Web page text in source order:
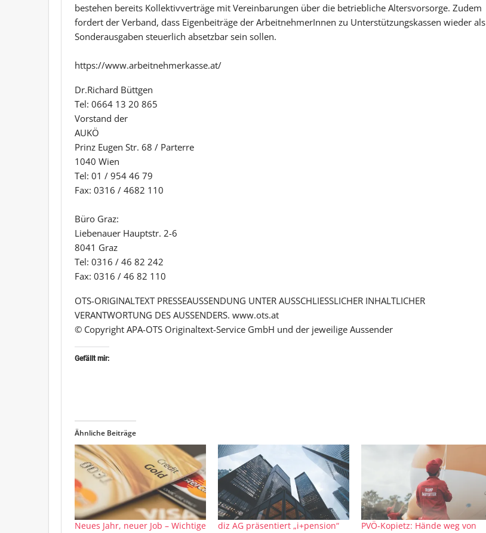
bestehen bereits Kollektivverträge mit Vereinbarungen über die betriebliche Altersvorsorge. Zudem
fordert der Verband, dass Eigenbeiträge der ArbeitnehmerInnen zu Unterstützungskassen wieder als
Sonderausgaben steuerlich absetzbar sein sollen.
https://www.arbeitnehmerkasse.at/
Dr.Richard Büttgen
Tel: 0664 13 20 865
Vorstand der
AUKÖ
Prinz Eugen Str. 68 / Parterre
1040 Wien
Tel: 01 / 954 46 79
Fax: 0316 / 4682 110
Büro Graz:
Liebenauer Hauptstr. 2-6
8041 Graz
Tel: 0316 / 46 82 242
Fax: 0316 / 46 82 110
OTS-ORIGINALTEXT PRESSEAUSSENDUNG UNTER AUSSCHLIESSLICHER INHALTLICHER
VERANTWORTUNG DES AUSSENDERS. www.ots.at
© Copyright APA-OTS Originaltext-Service GmbH und der jeweilige Aussender
Gefällt mir:
Ähnliche Beiträge
Neues Jahr, neuer Job – Wichtige
diz AG präsentiert „i+pension“
PVÖ-Kopietz: Hände weg von